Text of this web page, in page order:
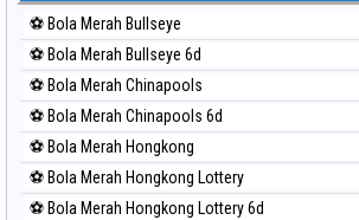
Paito Harian Sydney Lotto
Paito Harian Sydney Pools 6d
Paito Harian Taipei
Paito Harian Taiwan
⚽ Bola Merah Bullseye
⚽ Bola Merah Bullseye 6d
⚽ Bola Merah Chinapools
⚽ Bola Merah Chinapools 6d
⚽ Bola Merah Hongkong
⚽ Bola Merah Hongkong Lottery
⚽ Bola Merah Hongkong Lottery 6d